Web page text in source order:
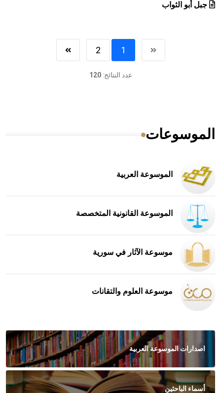
جبل أبو الثواب
1
2
عدد النتائج:120
الموسوعات
الموسوعة العربية
الموسوعة القانونية المتخصصة
موسوعة الآثار في سورية
موسوعة العلوم والتقانات
اصدارات الموسوعة العربية
أسماء الباحثين